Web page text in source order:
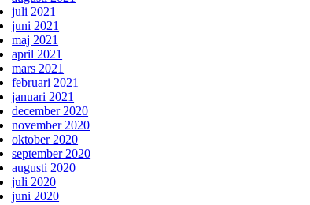
juli 2021
juni 2021
maj 2021
april 2021
mars 2021
februari 2021
januari 2021
december 2020
november 2020
oktober 2020
september 2020
augusti 2020
juli 2020
juni 2020